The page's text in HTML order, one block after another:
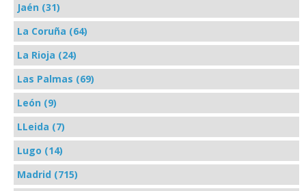
Jaén (31)
La Coruña (64)
La Rioja (24)
Las Palmas (69)
León (9)
LLeida (7)
Lugo (14)
Madrid (715)